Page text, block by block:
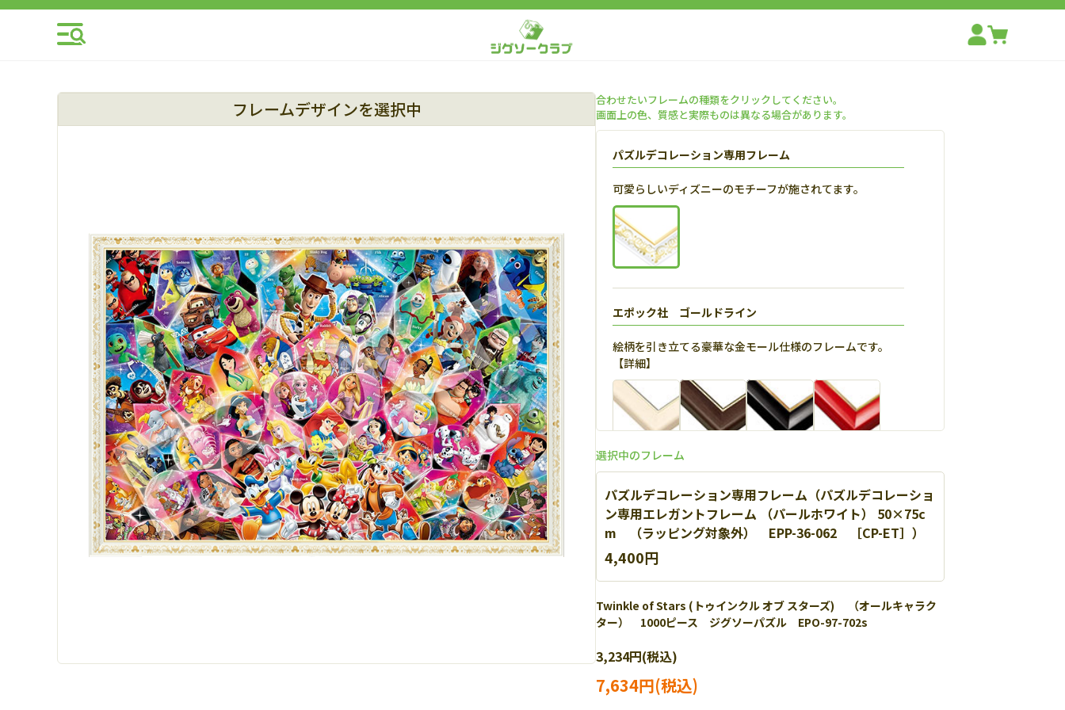
フレームデザインを選択中
合わせたいフレームの種類をクリックしてください。
画面上の色、質感と実際ものは異なる場合があります。
パズルデコレーション専用フレーム
可愛らしいディズニーのモチーフが施されてます。
エポック社 ゴールドライン
絵柄を引き立てる豪華な金モール仕様のフレームです。
【詳細】
エポック社 エクセレントパネル
高級感あふれるスタンダードなパズル専用フレームです。
【詳細】
選択中のフレーム
パズルデコレーション専用フレーム（パズルデコレーショ
ン専用エレガントフレーム （パールホワイト） 50×75c
m （ラッピング対象外） EPP-36-062 ［CP-ET］）
4,400円
Twinkle of Stars (トゥインクル オブ スターズ) （オールキャラク
ター） 1000ピース ジグソーパズル EPO-97-702s
3,234円(税込)
7,634円(税込)